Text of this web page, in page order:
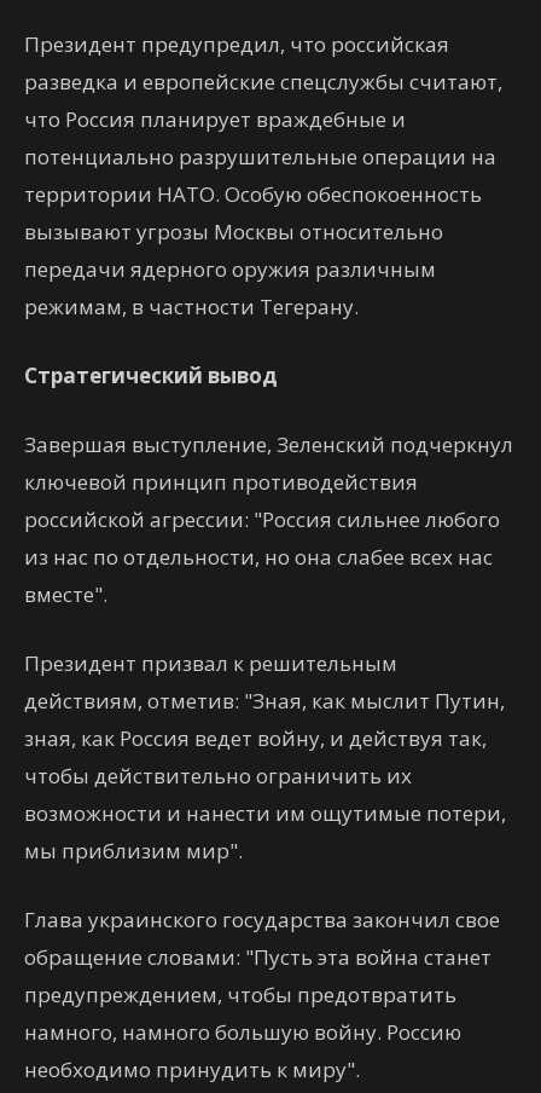
Президент предупредил, что российская
разведка и европейские спецслужбы считают,
что Россия планирует враждебные и
потенциально разрушительные операции на
территории НАТО. Особую обеспокоенность
вызывают угрозы Москвы относительно
передачи ядерного оружия различным
режимам, в частности Тегерану.
Стратегический вывод
Завершая выступление, Зеленский подчеркнул
ключевой принцип противодействия
российской агрессии: "Россия сильнее любого
из нас по отдельности, но она слабее всех нас
вместе".
Президент призвал к решительным
действиям, отметив: "Зная, как мыслит Путин,
зная, как Россия ведет войну, и действуя так,
чтобы действительно ограничить их
возможности и нанести им ощутимые потери,
мы приблизим мир".
Глава украинского государства закончил свое
обращение словами: "Пусть эта война станет
предупреждением, чтобы предотвратить
намного, намного большую войну. Россию
необходимо принудить к миру".